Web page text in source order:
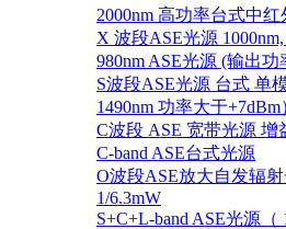
2000nm 高功率台式中
X 波段ASE光源
980nm ASE光源 (输出功
S波段ASE光源 台式 单
1490nm 功率大于+7dBm
C波段 ASE 宽带光源
C-band ASE台式光源
O波段ASE放大自发辐射
1/6.3mW
S+C+L-band ASE光源（